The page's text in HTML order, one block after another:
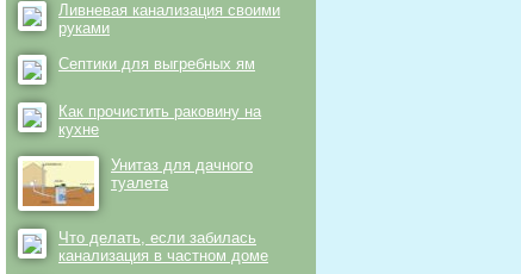
Ливневая канализация своими
руками
Септики для выгребных ям
Как прочистить раковину на
кухне
Унитаз для дачного
туалета
Что делать, если забилась
канализация в частном доме